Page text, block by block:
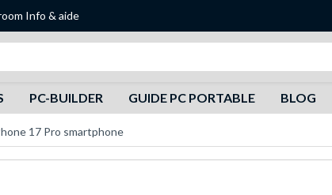
Info & aide
PC-BUILDER GUIDE PC PORTABLE BLOG
17 Pro smartphone